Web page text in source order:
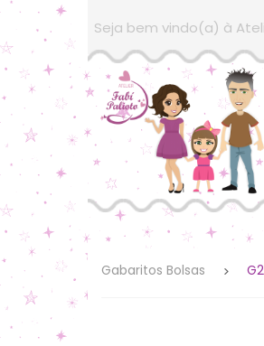
Seja bem vindo(a) à
Gabaritos Bolsas